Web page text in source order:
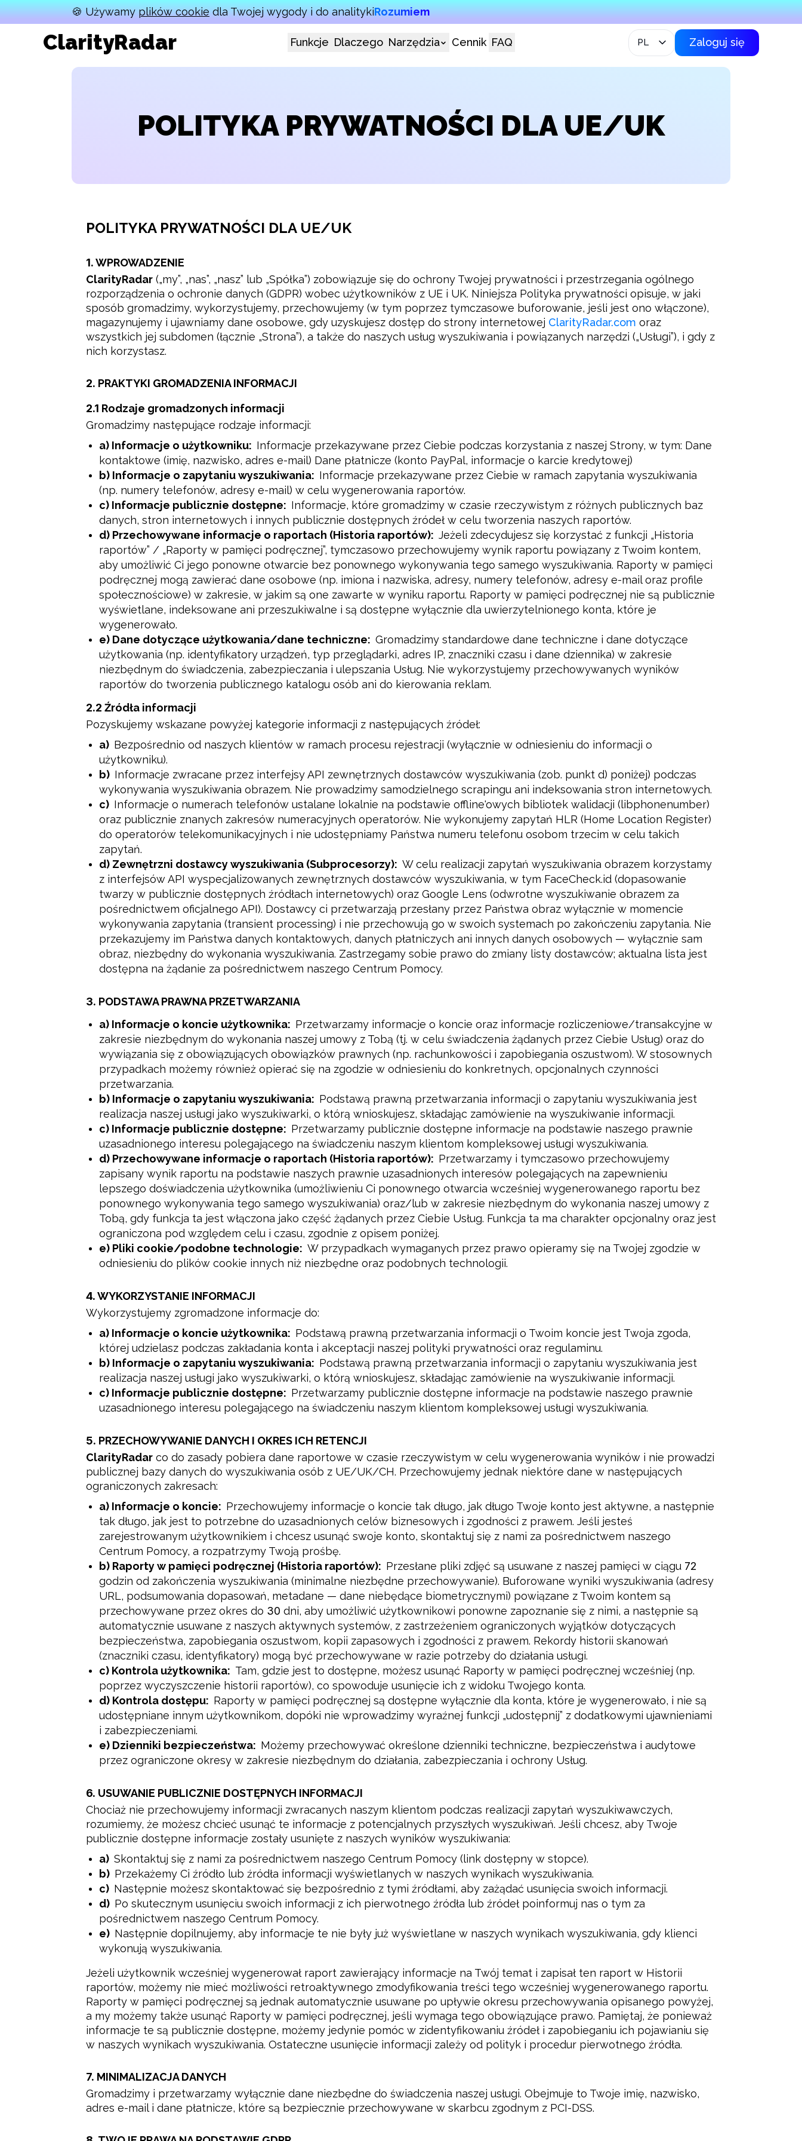
🍪 Używamy plików cookie dla Twojej wygody i do analitykiRozumiem
ClarityRadar Funkcje Dlaczego Narzędzia Cennik FAQ PL Zaloguj się
POLITYKA PRYWATNOŚCI DLA UE/UK
POLITYKA PRYWATNOŚCI DLA UE/UK
1.WPROWADZENIE
ClarityRadar („my”, „nas”, „nasz” lub „Spółka”) zobowiązuje się do ochrony Twojej prywatności i przestrzegania ogólnego
rozporządzenia o ochronie danych (GDPR) wobec użytkowników z UE i UK. Niniejsza Polityka prywatności opisuje, w jaki
sposób gromadzimy, wykorzystujemy, przechowujemy (w tym poprzez tymczasowe buforowanie, jeśli jest ono włączone),
magazynujemy i ujawniamy dane osobowe, gdy uzyskujesz dostęp do strony internetowej ClarityRadar.com oraz
wszystkich jej subdomen (łącznie „Strona”), a także do naszych usług wyszukiwania i powiązanych narzędzi („Usługi”), i gdy z
nich korzystasz.
2. PRAKTYKI GROMADZENIA INFORMACJI
2.1 Rodzaje gromadzonych informacji
Gromadzimy następujące rodzaje informacji:
a) Informacje o użytkowniku: Informacje przekazywane przez Ciebie podczas korzystania z naszej Strony, w tym: Dane
kontaktowe (imię, nazwisko, adres e-mail) Dane płatnicze (konto PayPal, informacje o karcie kredytowej)
b) Informacje o zapytaniu wyszukiwania: Informacje przekazywane przez Ciebie w ramach zapytania wyszukiwania
(np. numery telefonów, adresy e-mail) w celu wygenerowania raportów.
c) Informacje publicznie dostępne: Informacje, które gromadzimy w czasie rzeczywistym z różnych publicznych baz
danych, stron internetowych i innych publicznie dostępnych źródeł w celu tworzenia naszych raportów.
d) Przechowywane informacje o raportach (Historia raportów): Jeżeli zdecydujesz się korzystać z funkcji „Historia
raportów” / „Raporty w pamięci podręcznej”, tymczasowo przechowujemy wynik raportu powiązany z Twoim kontem,
aby umożliwić Ci jego ponowne otwarcie bez ponownego wykonywania tego samego wyszukiwania. Raporty w pamięci
podręcznej mogą zawierać dane osobowe (np. imiona i nazwiska, adresy, numery telefonów, adresy e-mail oraz profile
społecznościowe) w zakresie, w jakim są one zawarte w wyniku raportu. Raporty w pamięci podręcznej nie są publicznie
wyświetlane, indeksowane ani przeszukiwalne i są dostępne wyłącznie dla uwierzytelnionego konta, które je
wygenerowało.
e) Dane dotyczące użytkowania/dane techniczne: Gromadzimy standardowe dane techniczne i dane dotyczące
użytkowania (np. identyfikatory urządzeń, typ przeglądarki, adres IP, znaczniki czasu i dane dziennika) w zakresie
niezbędnym do świadczenia, zabezpieczania i ulepszania Usług. Nie wykorzystujemy przechowywanych wyników
raportów do tworzenia publicznego katalogu osób ani do kierowania reklam.
2.2 Źródła informacji
Pozyskujemy wskazane powyżej kategorie informacji z następujących źródeł:
a) Bezpośrednio od naszych klientów w ramach procesu rejestracji (wyłącznie w odniesieniu do informacji o
użytkowniku).
b) Informacje zwracane przez interfejsy API zewnętrznych dostawców wyszukiwania (zob. punkt d) poniżej) podczas
wykonywania wyszukiwania obrazem. Nie prowadzimy samodzielnego scrapingu ani indeksowania stron internetowych.
c) Informacje o numerach telefonów ustalane lokalnie na podstawie offline'owych bibliotek walidacji (libphonenumber)
oraz publicznie znanych zakresów numeracyjnych operatorów. Nie wykonujemy zapytań HLR (Home Location Register)
do operatorów telekomunikacyjnych i nie udostępniamy Państwa numeru telefonu osobom trzecim w celu takich
zapytań.
d) Zewnętrzni dostawcy wyszukiwania (Subprocesorzy): W celu realizacji zapytań wyszukiwania obrazem korzystamy
z interfejsów API wyspecjalizowanych zewnętrznych dostawców wyszukiwania, w tym FaceCheck.id (dopasowanie
twarzy w publicznie dostępnych źródłach internetowych) oraz Google Lens (odwrotne wyszukiwanie obrazem za
pośrednictwem oficjalnego API). Dostawcy ci przetwarzają przesłany przez Państwa obraz wyłącznie w momencie
wykonywania zapytania (transient processing) i nie przechowują go w swoich systemach po zakończeniu zapytania. Nie
przekazujemy im Państwa danych kontaktowych, danych płatniczych ani innych danych osobowych — wyłącznie sam
obraz, niezbędny do wykonania wyszukiwania. Zastrzegamy sobie prawo do zmiany listy dostawców; aktualna lista jest
dostępna na żądanie za pośrednictwem naszego Centrum Pomocy.
3. PODSTAWA PRAWNA PRZETWARZANIA
a) Informacje o koncie użytkownika: Przetwarzamy informacje o koncie oraz informacje rozliczeniowe/transakcyjne w
zakresie niezbędnym do wykonania naszej umowy z Tobą (tj. w celu świadczenia żądanych przez Ciebie Usług) oraz do
wywiązania się z obowiązujących obowiązków prawnych (np. rachunkowości i zapobiegania oszustwom). W stosownych
przypadkach możemy również opierać się na zgodzie w odniesieniu do konkretnych, opcjonalnych czynności
przetwarzania.
b) Informacje o zapytaniu wyszukiwania: Podstawą prawną przetwarzania informacji o zapytaniu wyszukiwania jest
realizacja naszej usługi jako wyszukiwarki, o którą wnioskujesz, składając zamówienie na wyszukiwanie informacji.
c) Informacje publicznie dostępne: Przetwarzamy publicznie dostępne informacje na podstawie naszego prawnie
uzasadnionego interesu polegającego na świadczeniu naszym klientom kompleksowej usługi wyszukiwania.
d) Przechowywane informacje o raportach (Historia raportów): Przetwarzamy i tymczasowo przechowujemy
zapisany wynik raportu na podstawie naszych prawnie uzasadnionych interesów polegających na zapewnieniu
lepszego doświadczenia użytkownika (umożliwieniu Ci ponownego otwarcia wcześniej wygenerowanego raportu bez
ponownego wykonywania tego samego wyszukiwania) oraz/lub w zakresie niezbędnym do wykonania naszej umowy z
Tobą, gdy funkcja ta jest włączona jako część żądanych przez Ciebie Usług. Funkcja ta ma charakter opcjonalny oraz jest
ograniczona pod względem celu i czasu, zgodnie z opisem poniżej.
e) Pliki cookie/podobne technologie: W przypadkach wymaganych przez prawo opieramy się na Twojej zgodzie w
odniesieniu do plików cookie innych niż niezbędne oraz podobnych technologii.
4.WYKORZYSTANIE INFORMACJI
Wykorzystujemy zgromadzone informacje do:
a) Informacje o koncie użytkownika: Podstawą prawną przetwarzania informacji o Twoim koncie jest Twoja zgoda,
której udzielasz podczas zakładania konta i akceptacji naszej polityki prywatności oraz regulaminu.
b) Informacje o zapytaniu wyszukiwania: Podstawą prawną przetwarzania informacji o zapytaniu wyszukiwania jest
realizacja naszej usługi jako wyszukiwarki, o którą wnioskujesz, składając zamówienie na wyszukiwanie informacji.
c) Informacje publicznie dostępne: Przetwarzamy publicznie dostępne informacje na podstawie naszego prawnie
uzasadnionego interesu polegającego na świadczeniu naszym klientom kompleksowej usługi wyszukiwania.
5. PRZECHOWYWANIE DANYCH I OKRES ICH RETENCJI
ClarityRadar co do zasady pobiera dane raportowe w czasie rzeczywistym w celu wygenerowania wyników i nie prowadzi
publicznej bazy danych do wyszukiwania osób z UE/UK/CH. Przechowujemy jednak niektóre dane w następujących
ograniczonych zakresach:
a) Informacje o koncie: Przechowujemy informacje o koncie tak długo, jak długo Twoje konto jest aktywne, a następnie
tak długo, jak jest to potrzebne do uzasadnionych celów biznesowych i zgodności z prawem. Jeśli jesteś
zarejestrowanym użytkownikiem i chcesz usunąć swoje konto, skontaktuj się z nami za pośrednictwem naszego
Centrum Pomocy, a rozpatrzymy Twoją prośbę.
b) Raporty w pamięci podręcznej (Historia raportów): Przesłane pliki zdjęć są usuwane z naszej pamięci w ciągu 72
godzin od zakończenia wyszukiwania (minimalne niezbędne przechowywanie). Buforowane wyniki wyszukiwania (adresy
URL, podsumowania dopasowań, metadane — dane niebędące biometrycznymi) powiązane z Twoim kontem są
przechowywane przez okres do 30 dni, aby umożliwić użytkownikowi ponowne zapoznanie się z nimi, a następnie są
automatycznie usuwane z naszych aktywnych systemów, z zastrzeżeniem ograniczonych wyjątków dotyczących
bezpieczeństwa, zapobiegania oszustwom, kopii zapasowych i zgodności z prawem. Rekordy historii skanowań
(znaczniki czasu, identyfikatory) mogą być przechowywane w razie potrzeby do działania usługi.
c) Kontrola użytkownika: Tam, gdzie jest to dostępne, możesz usunąć Raporty w pamięci podręcznej wcześniej (np.
poprzez wyczyszczenie historii raportów), co spowoduje usunięcie ich z widoku Twojego konta.
d) Kontrola dostępu: Raporty w pamięci podręcznej są dostępne wyłącznie dla konta, które je wygenerowało, i nie są
udostępniane innym użytkownikom, dopóki nie wprowadzimy wyraźnej funkcji „udostępnij” z dodatkowymi ujawnieniami
i zabezpieczeniami.
e) Dzienniki bezpieczeństwa: Możemy przechowywać określone dzienniki techniczne, bezpieczeństwa i audytowe
przez ograniczone okresy w zakresie niezbędnym do działania, zabezpieczania i ochrony Usług.
6. USUWANIE PUBLICZNIE DOSTĘPNYCH INFORMACJI
Chociaż nie przechowujemy informacji zwracanych naszym klientom podczas realizacji zapytań wyszukiwawczych,
rozumiemy, że możesz chcieć usunąć te informacje z potencjalnych przyszłych wyszukiwań. Jeśli chcesz, aby Twoje
publicznie dostępne informacje zostały usunięte z naszych wyników wyszukiwania:
a) Skontaktuj się z nami za pośrednictwem naszego Centrum Pomocy (link dostępny w stopce).
b) Przekażemy Ci źródło lub źródła informacji wyświetlanych w naszych wynikach wyszukiwania.
c) Następnie możesz skontaktować się bezpośrednio z tymi źródłami, aby zażądać usunięcia swoich informacji.
d) Po skutecznym usunięciu swoich informacji z ich pierwotnego źródła lub źródeł poinformuj nas o tym za
pośrednictwem naszego Centrum Pomocy.
e) Następnie dopilnujemy, aby informacje te nie były już wyświetlane w naszych wynikach wyszukiwania, gdy klienci
wykonują wyszukiwania.
Jeżeli użytkownik wcześniej wygenerował raport zawierający informacje na Twój temat i zapisał ten raport w Historii
raportów, możemy nie mieć możliwości retroaktywnego zmodyfikowania treści tego wcześniej wygenerowanego raportu.
Raporty w pamięci podręcznej są jednak automatycznie usuwane po upływie okresu przechowywania opisanego powyżej,
a my możemy także usunąć Raporty w pamięci podręcznej, jeśli wymaga tego obowiązujące prawo. Pamiętaj, że ponieważ
informacje te są publicznie dostępne, możemy jedynie pomóc w zidentyfikowaniu źródeł i zapobieganiu ich pojawianiu się
w naszych wynikach wyszukiwania. Ostateczne usunięcie informacji zależy od polityk i procedur pierwotnego źródła.
7. MINIMALIZACJA DANYCH
Gromadzimy i przetwarzamy wyłącznie dane niezbędne do świadczenia naszej usługi. Obejmuje to Twoje imię, nazwisko,
adres e-mail i dane płatnicze, które są bezpiecznie przechowywane w skarbcu zgodnym z PCI-DSS.